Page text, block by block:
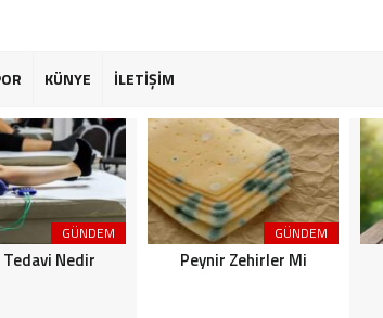
Şekeriniz Olabilir! İnteraktif Öğren
Osimhen Kimdir
KÜNYE İLETİŞİM
GÜNDEM
Nedir
GÜNDEM
Peynir Zehirler Mi